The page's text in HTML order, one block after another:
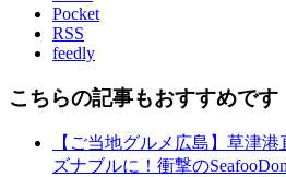
Pocket
RSS
feedly
こちらの記事もおすすめです
【ご当地グルメ広島】草津
ズナブルに！衝撃のSeafooDon